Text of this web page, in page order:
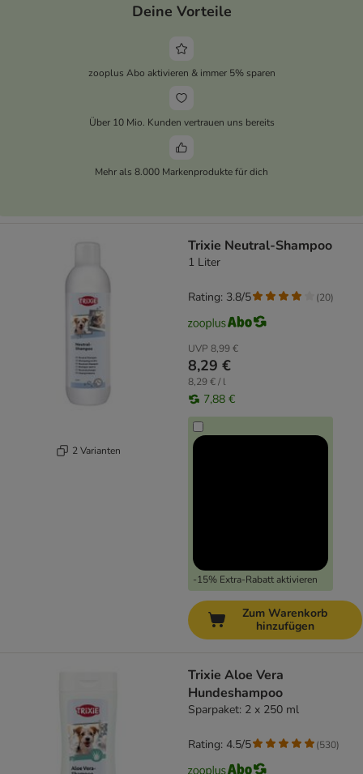
Deine Vorteile
zooplus Abo aktivieren & immer 5% sparen
Über 10 Mio. Kunden vertrauen uns bereits
Mehr als 8.000 Markenprodukte für dich
2 Varianten
Trixie Neutral-Shampoo
1 Liter
UVP 8,99 €
8,29 €
8,29 € / l
7,88 €
-15% Extra-Rabatt aktivieren
Rating: 3.8/5 (20)
Zum Warenkorb
hinzufügen
Trixie Aloe Vera
Hundeshampoo
Sparpaket: 2 x 250 ml
Rating: 4.5/5 (530)